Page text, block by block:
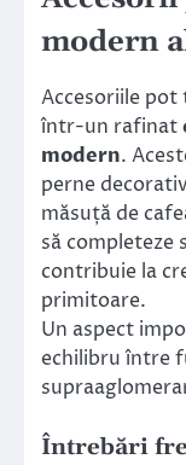
modern
Accesoriile
într-un rafinat
modern.
perne
măsuță de
să completeze
contribuie la
primitoare.
Un aspect
echilibru între
Întrebări